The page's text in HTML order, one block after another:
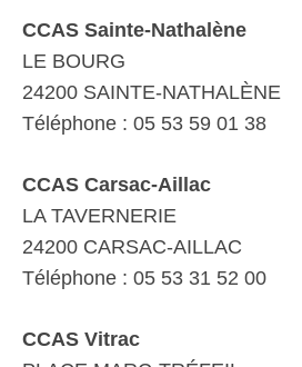
CCAS Sainte-Nathalène
LE BOURG
24200 SAINTE-NATHALÈNE
Téléphone : 05 53 59 01 38
CCAS Carsac-Aillac
LA TAVERNERIE
24200 CARSAC-AILLAC
Téléphone : 05 53 31 52 00
CCAS Vitrac